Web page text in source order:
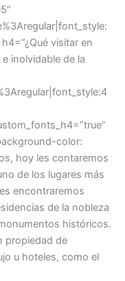
visitar en
inolvidable de la
color:
hoy les contaremos
de los lugares más
encontraremos
de la nobleza
históricos.
propiedad de
u hoteles, como el